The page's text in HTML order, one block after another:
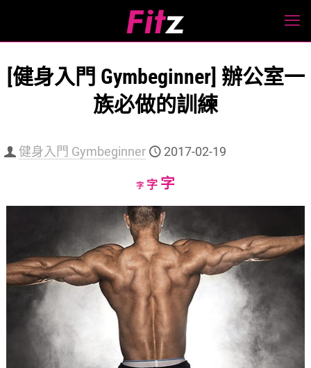
[健身入門 Gymbeginner] 辦公室一
族必做的訓練
健身入門 Gymbeginner 2017-02-19
字Decrease
size.
字Reset
size.
字Increase